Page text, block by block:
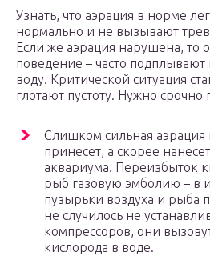
Узнать, что аэрация в норме
нормально и не вызывают
Если же аэрация нарушена, то
поведение – часто подплывают
воду. Критической ситуация
глотают пустоту. Нужно
Слишком сильная
принесет, а скорее
аквариума. Переизбыток
рыб газовую эмболию – в
пузырьки воздуха и рыба
не случилось не
компрессоров, они
кислорода в воде.